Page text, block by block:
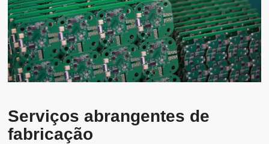
Serviços abrangentes de
fabricação